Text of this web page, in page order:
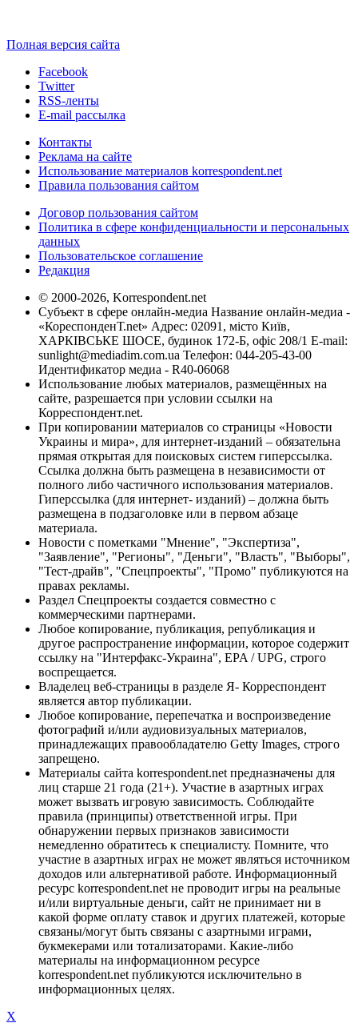
Полная версия сайта
Facebook
Twitter
RSS-ленты
E-mail рассылка
Контакты
Реклама на сайте
Использование материалов korrespondent.net
Правила пользования сайтом
Договор пользования сайтом
Политика в сфере конфиденциальности и персональных
данных
Пользовательское соглашение
Редакция
© 2000-2026, Korrespondent.net
Субъект в сфере онлайн-медиа Название онлайн-медиа -
«КореспонденТ.net» Адрес: 02091, місто Київ,
ХАРКІВСЬКЕ ШОСЕ, будинок 172-Б, офіс 208/1 E-mail:
sunlight@mediadim.com.ua Телефон: 044-205-43-00
Идентификатор медиа - R40-06068
Использование любых материалов, размещённых на
сайте, разрешается при условии ссылки на
Корреспондент.net.
При копировании материалов со страницы «Новости
Украины и мира», для интернет-изданий – обязательна
прямая открытая для поисковых систем гиперссылка.
Ссылка должна быть размещена в независимости от
полного либо частичного использования материалов.
Гиперссылка (для интернет- изданий) – должна быть
размещена в подзаголовке или в первом абзаце
материала.
Новости с пометками "Мнение", "Экспертиза",
"Заявление", "Регионы", "Деньги", "Власть", "Выборы",
"Тест-драйв", "Спецпроекты", "Промо" публикуются на
правах рекламы.
Раздел Спецпроекты создается совместно с
коммерческими партнерами.
Любое копирование, публикация, републикация и
другое распространение информации, которое содержит
ссылку на "Интерфакс-Украина", EPA / UPG, строго
воспрещается.
Владелец веб-страницы в разделе Я- Корреспондент
является автор публикации.
Любое копирование, перепечатка и воспроизведение
фотографий и/или аудиовизуальных материалов,
принадлежащих правообладателю Getty Images, строго
запрещено.
Материалы сайта korrespondent.net предназначены для
лиц старше 21 года (21+). Участие в азартных играх
может вызвать игровую зависимость. Соблюдайте
правила (принципы) ответственной игры. При
обнаружении первых признаков зависимости
немедленно обратитесь к специалисту. Помните, что
участие в азартных играх не может являться источником
доходов или альтернативой работе. Информационный
ресурс korrespondent.net не проводит игры на реальные
и/или виртуальные деньги, сайт не принимает ни в
какой форме оплату ставок и других платежей, которые
связаны/могут быть связаны с азартными играми,
букмекерами или тотализаторами. Какие-либо
материалы на информационном ресурсе
korrespondent.net публикуются исключительно в
информационных целях.
X